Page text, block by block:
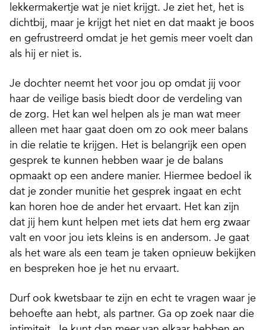
lekkermakertje wat je niet krijgt. Je ziet het, het is
dichtbij, maar je krijgt het niet en dat maakt je boos
en gefrustreerd omdat je het gemis meer voelt dan
als hij er niet is.
Je dochter neemt het voor jou op omdat jij voor
haar de veilige basis biedt door de verdeling van
de zorg. Het kan wel helpen als je man wat meer
alleen met haar gaat doen om zo ook meer balans
in die relatie te krijgen. Het is belangrijk een open
gesprek te kunnen hebben waar je de balans
opmaakt op een andere manier. Hiermee bedoel ik
dat je zonder munitie het gesprek ingaat en echt
kan horen hoe de ander het ervaart. Het kan zijn
dat jij hem kunt helpen met iets dat hem erg zwaar
valt en voor jou iets kleins is en andersom. Je gaat
als het ware als een team je taken opnieuw bekijken
en bespreken hoe je het nu ervaart.
Durf ook kwetsbaar te zijn en echt te vragen waar je
behoefte aan hebt, als partner. Ga op zoek naar die